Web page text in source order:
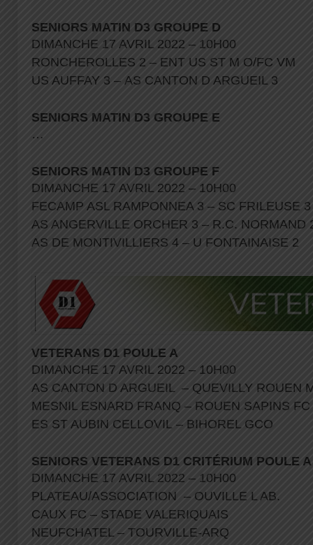
SENIORS MATIN D3 GROUPE D
DIMANCHE 17 AVRIL 2022 – 10H00
RONCHEROLLES 2 – ENT US ST M O/FC VM
US AUFFAY 3 – AS CANTON D ARGUEIL 3
SENIORS MATIN D3 GROUPE E
…
SENIORS MATIN D3 GROUPE F
DIMANCHE 17 AVRIL 2022 – 10H00
FECAMP ASL RAMPONNEA 3 – SC FRILEUSE
AS ANGERVILLE ORCHER 3 – R.C. NORMAND
AS DE MONTIVILLIERS 4 – U FONTAINAISE 2
VETERANS D1 POULE A
DIMANCHE 17 AVRIL 2022 – 10H00
AS CANTON D ARGUEIL – QUEVILLY ROUEN
MESNIL ESNARD FRANQ – ROUEN SAPINS
ES ST AUBIN CELLOVIL – BIHOREL GCO
SENIORS VETERANS D1 CRITÉRIUM POULE A
DIMANCHE 17 AVRIL 2022 – 10H00
PLATEAU/ASSOCIATION – OUVILLE L AB.
CAUX FC – STADE VALERIQUAIS
NEUFCHATEL – TOURVILLE-ARQ